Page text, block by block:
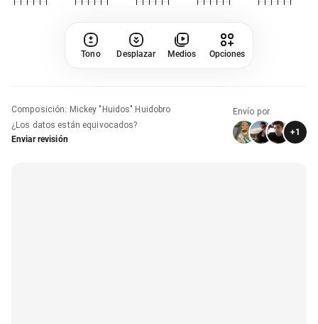
Tono Desplazar Medios Opciones
Composición: Mickey "Huidos" Huidobro
¿Los datos están equivocados?
Enviar revisión
Envío por
+1